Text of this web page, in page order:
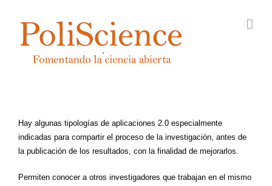
contenido
Hay algunas tipologías de aplicaciones 2.0 especialmente
indicadas para compartir el proceso de la investigación, antes de
la publicación de los resultados, con la finalidad de mejorarlos.
Permiten conocer a otros investigadores que trabajan en el mismo